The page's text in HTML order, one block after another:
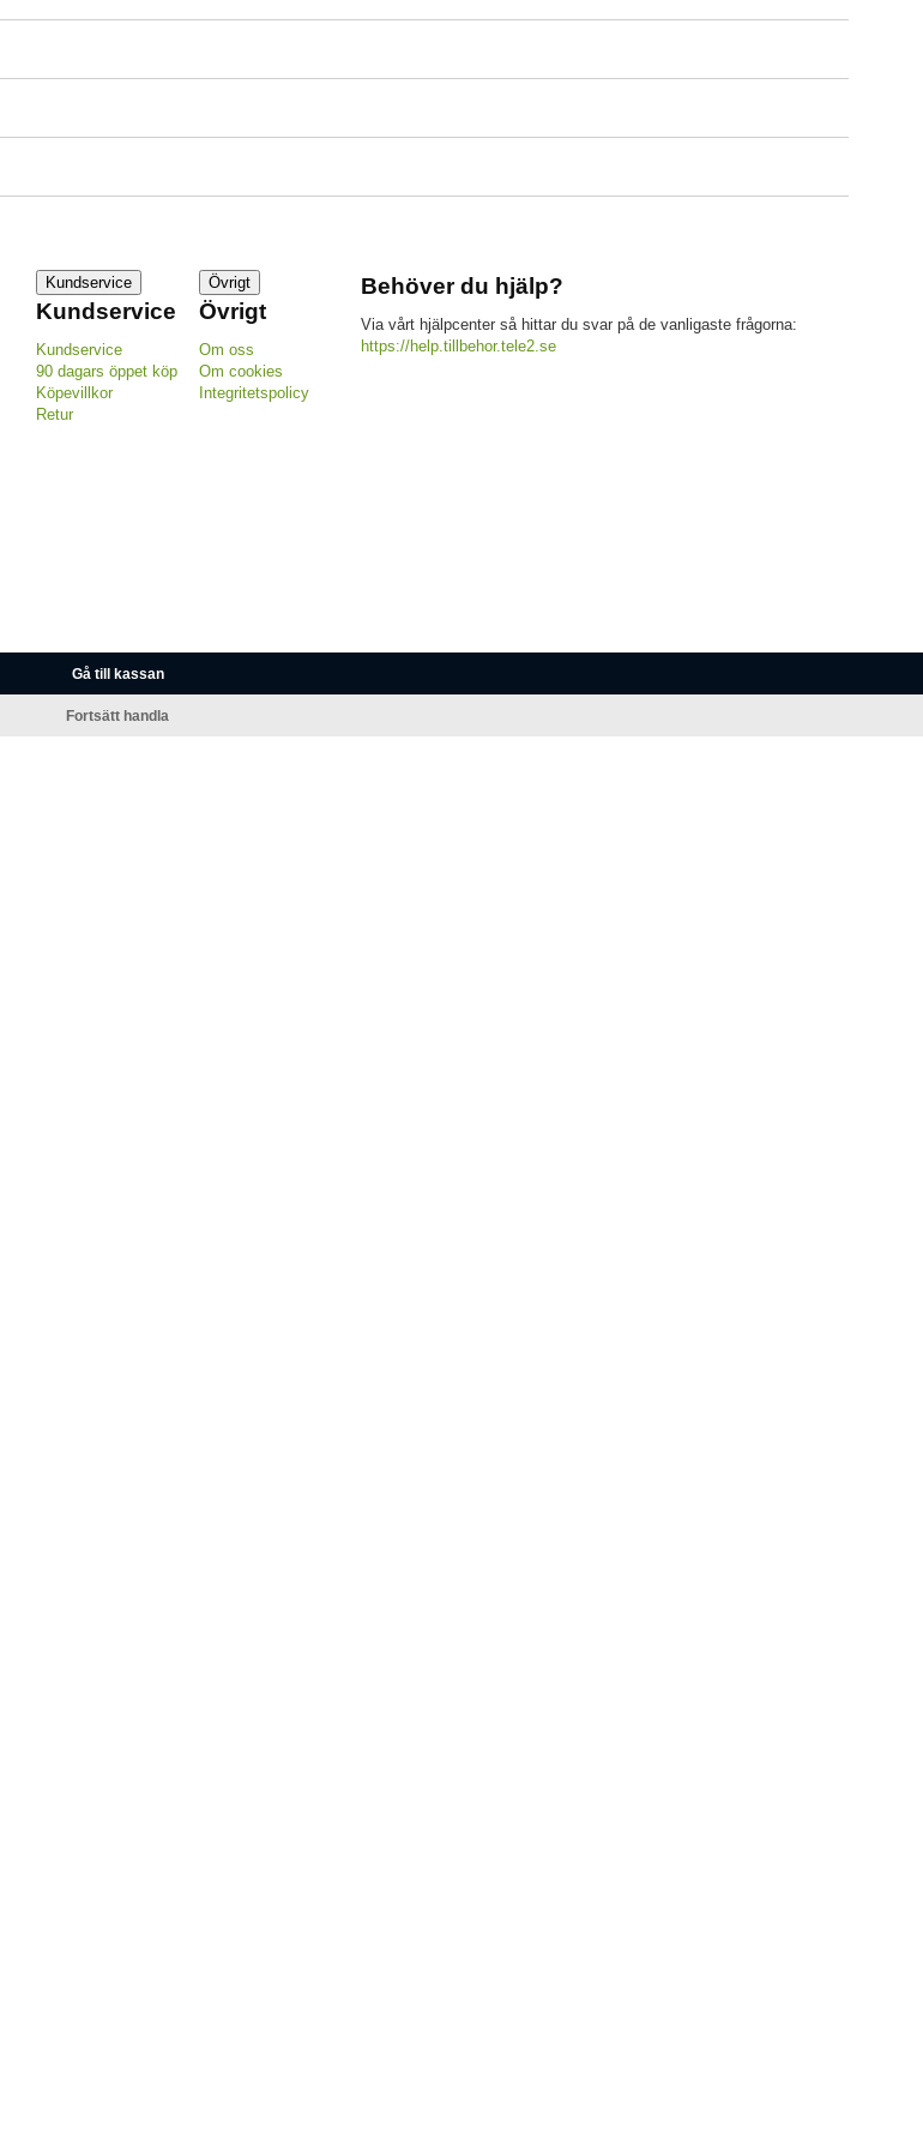
Kundservice
Kundservice
Kundservice
90 dagars öppet köp
Köpevillkor
Retur
Övrigt
Övrigt
Om oss
Om cookies
Integritetspolicy
Behöver du hjälp?
Via vårt hjälpcenter så hittar du svar på de vanligaste frågorna:
https://help.tillbehor.tele2.se
Gå till kassan
Fortsätt handla